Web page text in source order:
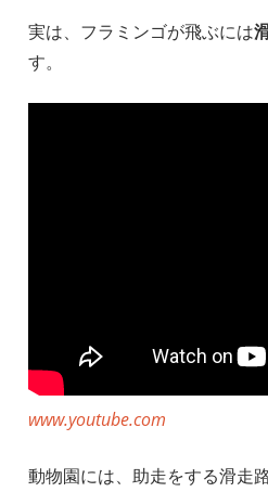
実は、フラミンゴが飛ぶには
す。
www.youtube.com
動物園には、助走をする滑走